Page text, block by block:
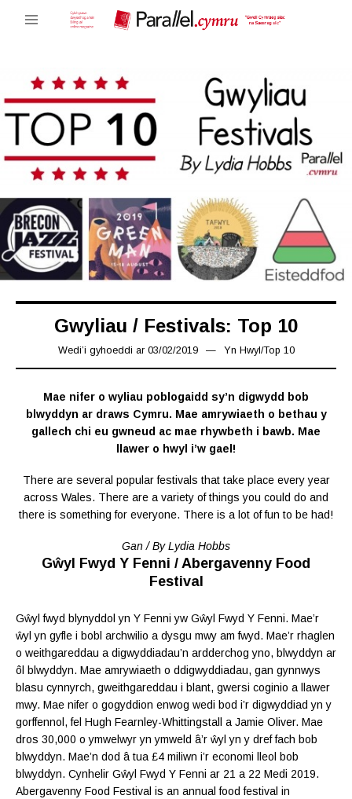
Gwyliau / Festivals: Top 10
Wedi’i gyhoeddi ar 03/02/201903/03/2019
Yn Hwyl /Top 10
Mae nifer o wyliau poblogaidd sy’n digwydd bob
blwyddyn ar draws Cymru. Mae amrywiaeth o bethau y
gallech chi eu gwneud ac mae rhywbeth i bawb. Mae
llawer o hwyl i’w gael!
There are several popular festivals that take place every year
across Wales. There are a variety of things you could do and
there is something for everyone. There is a lot of fun to be had!
Gan / By Lydia Hobbs
Gŵyl Fwyd Y Fenni / Abergavenny Food
Festival
Gŵyl fwyd blynyddol yn Y Fenni yw Gŵyl Fwyd Y Fenni. Mae’r
ŵyl yn gyfle i bobl archwilio a dysgu mwy am fwyd. Mae’r rhaglen
o weithgareddau a digwyddiadau’n ardderchog yno, blwyddyn ar
ôl blwyddyn. Mae amrywiaeth o ddigwyddiadau, gan gynnwys
blasu cynnyrch, gweithgareddau i blant, gwersi coginio a llawer
mwy. Mae nifer o gogyddion enwog wedi bod i’r digwyddiad yn y
gorffennol, fel Hugh Fearnley-Whittingstall a Jamie Oliver. Mae
dros 30,000 o ymwelwyr yn ymweld â’r ŵyl yn y dref fach bob
blwyddyn. Mae’n dod â tua £4 miliwn i’r economi lleol bob
blwyddyn. Cynhelir Gŵyl Fwyd Y Fenni ar 21 a 22 Medi 2019.
Abergavenny Food Festival is an annual food festival in